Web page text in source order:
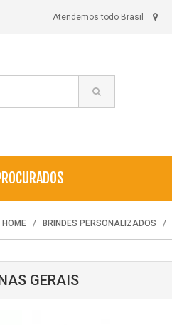
Atendemos todo Brasil
HOME BRINDES PERSONALIZADOS
GERAIS